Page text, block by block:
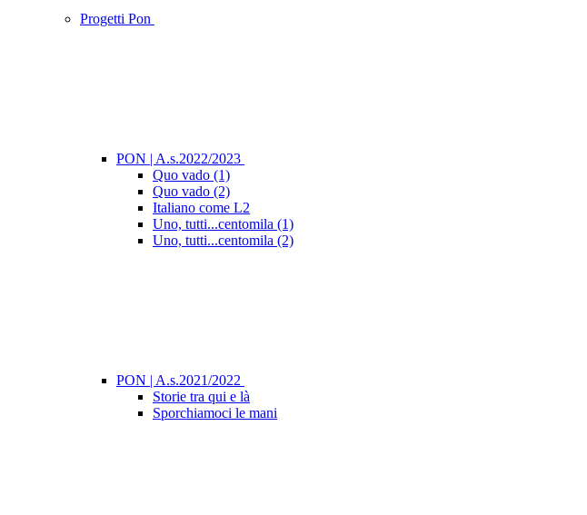
Progetti Pon
PON | A.s.2022/2023
Quo vado (1)
Quo vado (2)
Italiano come L2
Uno, tutti...centomila (1)
Uno, tutti...centomila (2)
PON | A.s.2021/2022
Storie tra qui e là
Sporchiamoci le mani